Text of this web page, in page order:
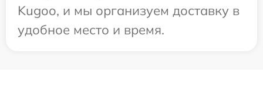
Kugoo, и мы организуем доставку в
удобное место и время.